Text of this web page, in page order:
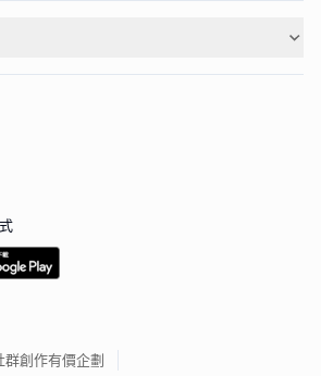
群創作有價企劃